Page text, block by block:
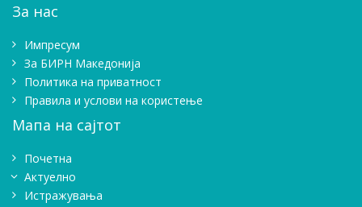
За нас
Импресум
Зa БИРН Македонија
Политика на приватност
Правила и услови на користење
Мапа на сајтот
Почетна
Актуелно
Истражувањa